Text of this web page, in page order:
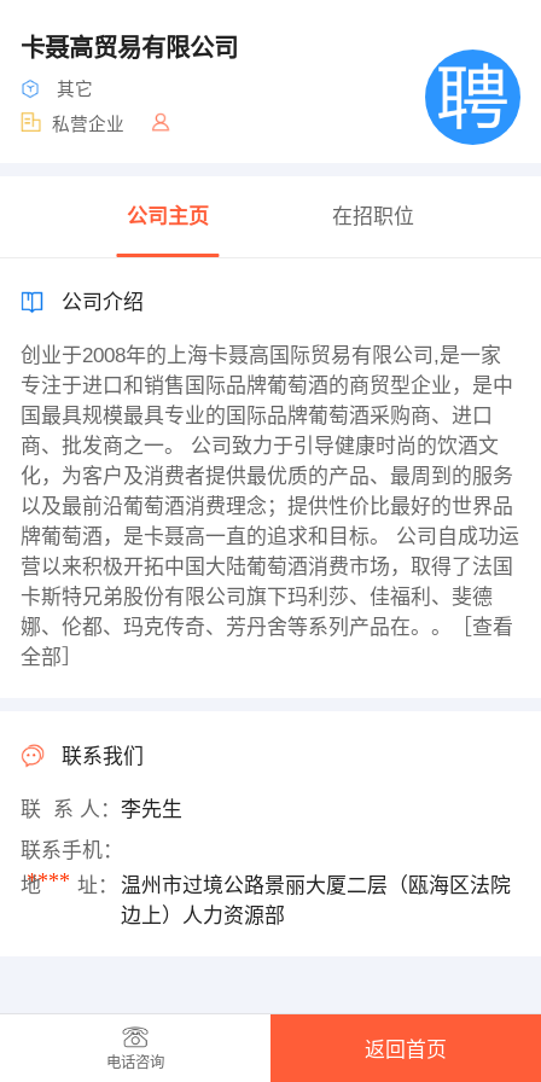
卡聂高贸易有限公司
其它
私营企业
公司主页 在招职位
公司介绍
创业于2008年的上海卡聂高国际贸易有限公司,是一家
专注于进口和销售国际品牌葡萄酒的商贸型企业，是中
国最具规模最具专业的国际品牌葡萄酒采购商、进口
商、批发商之一。 公司致力于引导健康时尚的饮酒文
化，为客户及消费者提供最优质的产品、最周到的服务
以及最前沿葡萄酒消费理念；提供性价比最好的世界品
牌葡萄酒，是卡聂高一直的追求和目标。 公司自成功运
营以来积极开拓中国大陆葡萄酒消费市场，取得了法国
卡斯特兄弟股份有限公司旗下玛利莎、佳福利、斐德
娜、伦都、玛克传奇、芳丹舍等系列产品在。。［查看
全部］
联系我们
联 系 人： 李先生
联系手机：
****
地 址：
温州市过境公路景丽大厦二层（瓯海区法院
边上）人力资源部
电话咨询
返回首页